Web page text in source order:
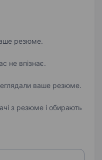
резюме.
не впізнає.
ваше резюме.
з резюме і обирають